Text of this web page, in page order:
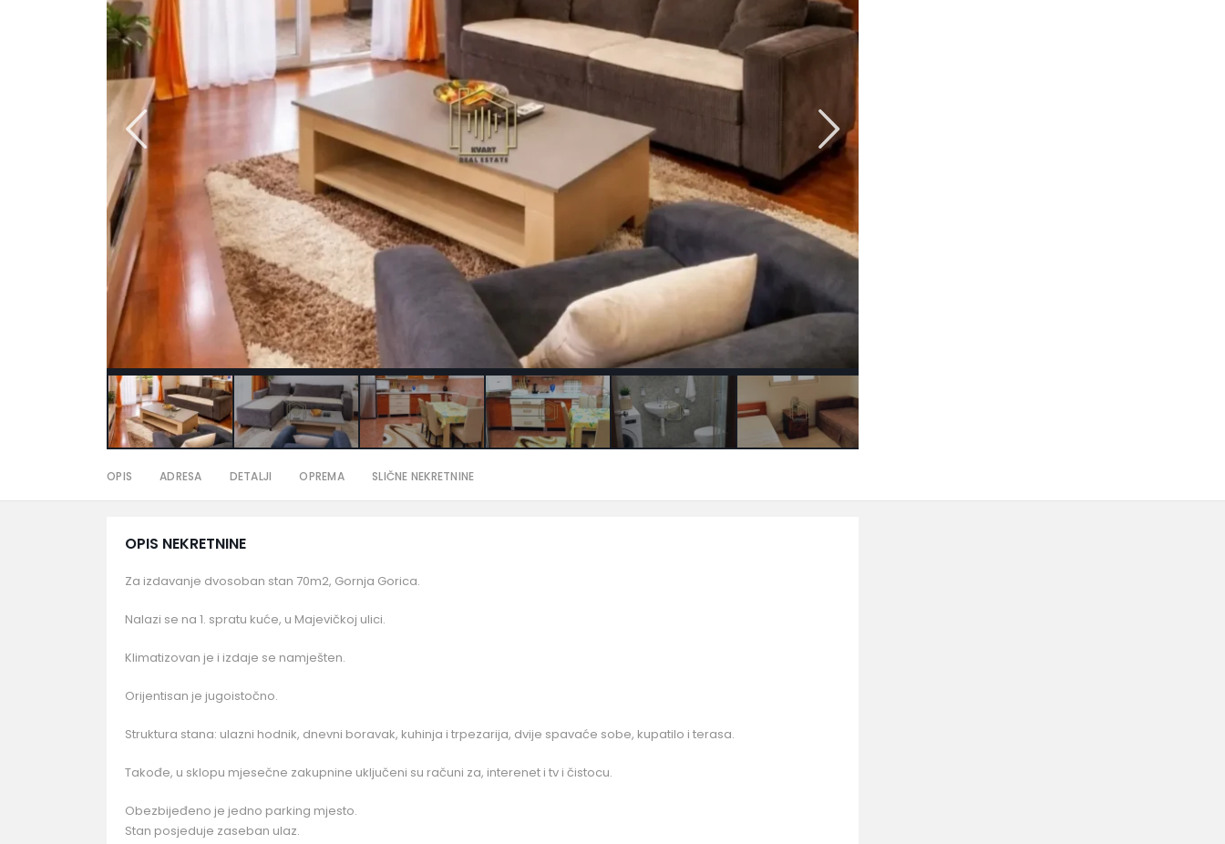
OPIS ADRESA DETALJI OPREMA SLIČNE NEKRETNINE
OPIS NEKRETNINE
Za izdavanje dvosoban stan 70m2, Gornja Gorica.
Nalazi se na 1. spratu kuće, u Majevičkoj ulici.
Klimatizovan je i izdaje se namješten.
Orijentisan je jugoistočno.
Struktura stana: ulazni hodnik, dnevni boravak, kuhinja i trpezarija, dvije spavaće sobe, kupatilo i terasa.
Takođe, u sklopu mjesečne zakupnine uključeni su računi za, interenet i tv i čistocu.
Obezbijeđeno je jedno parking mjesto.
Stan posjeduje zaseban ulaz.